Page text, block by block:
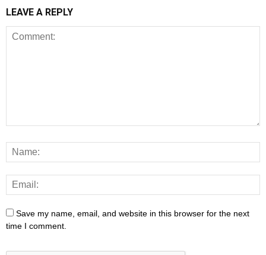
LEAVE A REPLY
Save my name, email, and website in this browser for the next
time I comment.